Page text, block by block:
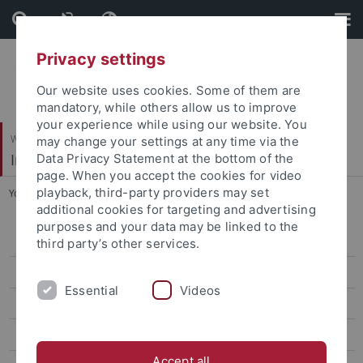
Skip
to
content
Skip
to
footer
Wirtschafts- und Sozialwissenschaftliche Fakultät
Institut für Sportwissenschaft
You are here: Startseite ... Forschung
Sportökonomik, Sportmanagement und Sportpublizistik
Biomechanik, Bewegungs- und Trainingswissenschaft
Privacy settings
Our website uses cookies. Some of them are
mandatory, while others allow us to improve
your experience while using our website. You
may change your settings at any time via the
Data Privacy Statement at the bottom of the
page. When you accept the cookies for video
playback, third-party providers may set
additional cookies for targeting and advertising
purposes and your data may be linked to the
third party’s other services.
Essential Videos